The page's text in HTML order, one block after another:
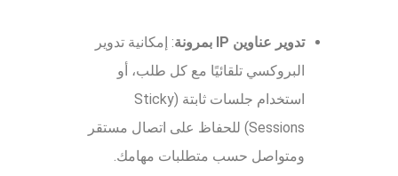
تدوير عناوين IP بمرونة
: إمكانية تدوير
البروكسي تلقائيًا مع كل طلب، أو
استخدام جلسات ثابتة (Sticky
Sessions) للحفاظ على اتصال مستقر
ومتواصل حسب متطلبات مهامك.